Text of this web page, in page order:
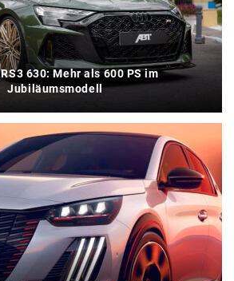
630: Mehr als 600 PS im
Jubiläumsmodell